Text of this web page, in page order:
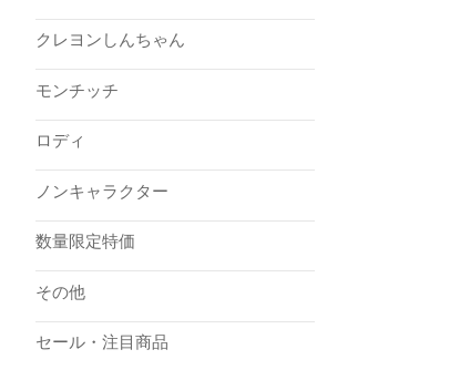
クレヨンしんちゃん
モンチッチ
ロディ
ノンキャラクター
数量限定特価
その他
セール・注目商品